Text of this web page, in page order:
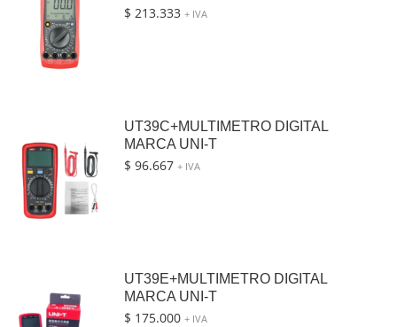
$ 213.333 + IVA
UT39C+MULTIMETRO DIGITAL
MARCA UNI-T
$ 96.667 + IVA
UT39E+MULTIMETRO DIGITAL
MARCA UNI-T
$ 175.000 + IVA